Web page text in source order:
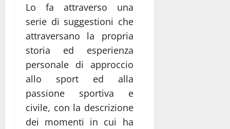
Lo fa attraverso una
serie di suggestioni che
attraversano la propria
storia ed esperienza
personale di approccio
allo sport ed alla
passione sportiva e
civile, con la descrizione
dei momenti in cui ha